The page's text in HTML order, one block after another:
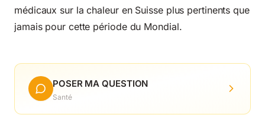
médicaux sur la chaleur en Suisseplus pertinents que
jamais pour cette période du Mondial.
POSER MA QUESTION
Santé